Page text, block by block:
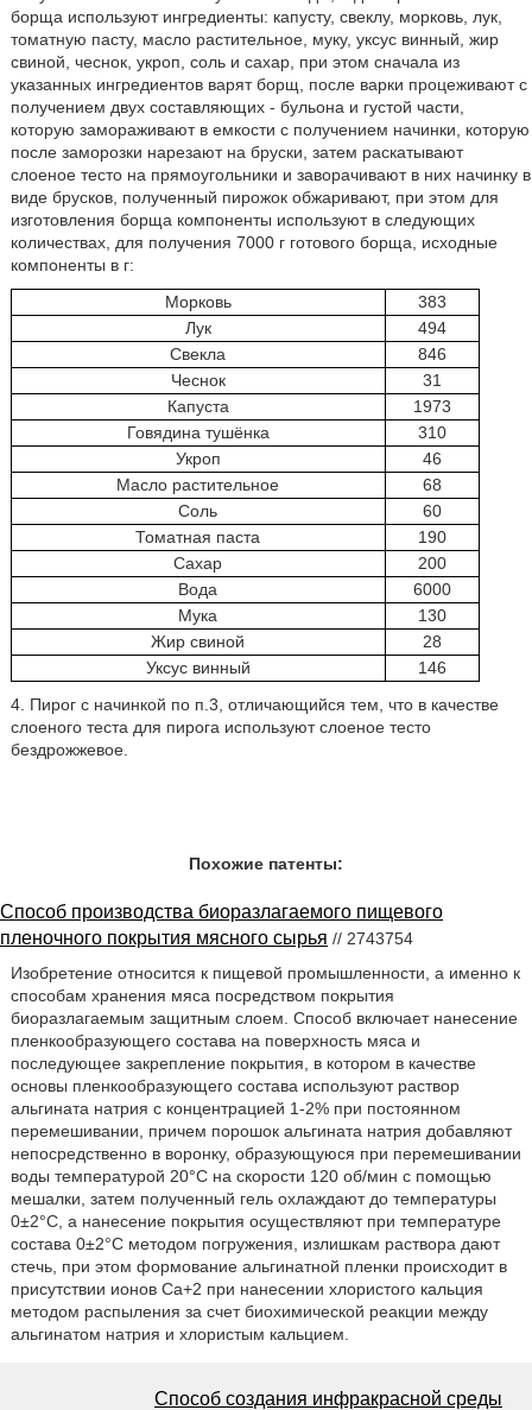
борща используют ингредиенты: капусту, свеклу, морковь, лук,
томатную пасту, масло растительное, муку, уксус винный, жир
свиной, чеснок, укроп, соль и сахар, при этом сначала из
указанных ингредиентов варят борщ, после варки процеживают с
получением двух составляющих - бульона и густой части,
которую замораживают в емкости с получением начинки, которую
после заморозки нарезают на бруски, затем раскатывают
слоеное тесто на прямоугольники и заворачивают в них начинку в
виде брусков, полученный пирожок обжаривают, при этом для
изготовления борща компоненты используют в следующих
количествах, для получения 7000 г готового борща, исходные
компоненты в г:
Морковь
383
Лук
494
Свекла
846
Чеснок
31
Капуста
1973
Говядина тушёнка
310
Укроп
46
Масло растительное
68
Соль
60
Томатная паста
190
Сахар
200
Вода
6000
Мука
130
Жир свиной
28
Уксус винный
146
4. Пирог с начинкой по п.3, отличающийся тем, что в качестве
слоеного теста для пирога используют слоеное тесто
бездрожжевое.
Похожие патенты:
Способ производства биоразлагаемого пищевого
пленочного покрытия мясного сырья // 2743754
Изобретение относится к пищевой промышленности, а именно к
способам хранения мяса посредством покрытия
биоразлагаемым защитным слоем. Способ включает нанесение
пленкообразующего состава на поверхность мяса и
последующее закрепление покрытия, в котором в качестве
основы пленкообразующего состава используют раствор
альгината натрия с концентрацией 1-2% при постоянном
перемешивании, причем порошок альгината натрия добавляют
непосредственно в воронку, образующуюся при перемешивании
воды температурой 20°С на скорости 120 об/мин с помощью
мешалки, затем полученный гель охлаждают до температуры
0±2°С, а нанесение покрытия осуществляют при температуре
состава 0±2°С методом погружения, излишкам раствора дают
стечь, при этом формование альгинатной пленки происходит в
присутствии ионов Са+2 при нанесении хлористого кальция
методом распыления за счет биохимической реакции между
альгинатом натрия и хлористым кальцием.
Способ создания инфракрасной среды